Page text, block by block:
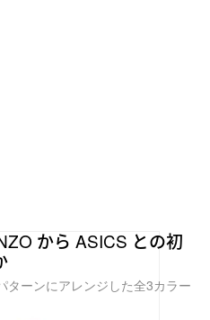
から ASICS との初
ターンにアレンジした全3カラー